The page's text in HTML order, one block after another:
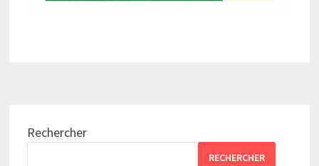
Rechercher
RECHERCHER